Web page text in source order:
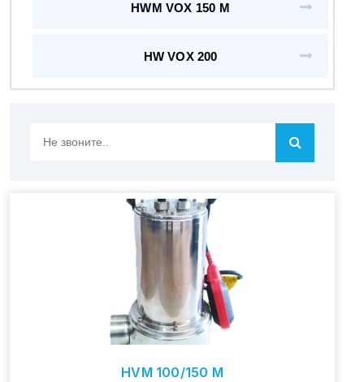
HWM VOX 150 M
HW VOX 200
HVM 100/150 M